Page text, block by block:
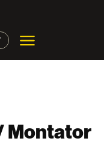
Montator